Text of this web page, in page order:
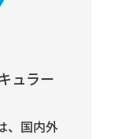
ュラー
、国内外